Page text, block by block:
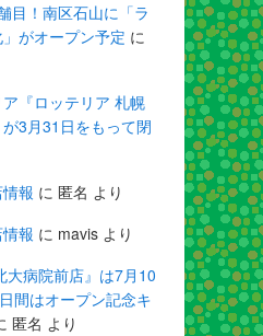
目！南区石山に「ラ
がオープン予定 に
『ロッテリア 札幌
3月31日をもって閉
報 に 匿名 より
報 に mavis より
大病院前店』は7月10
間はオープン記念キ
匿名 より